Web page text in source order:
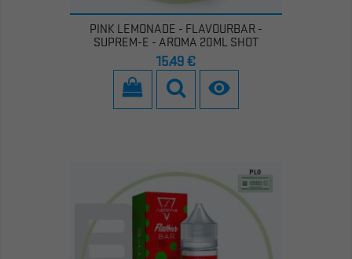
PINK LEMONADE - FLAVOURBAR -
SUPREM-E - AROMA 20ML SHOT
Prezzo
15,49 €
